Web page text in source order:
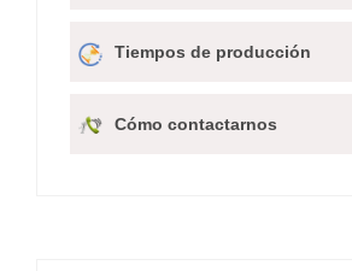
Tiempos de producción
Cómo contactarnos